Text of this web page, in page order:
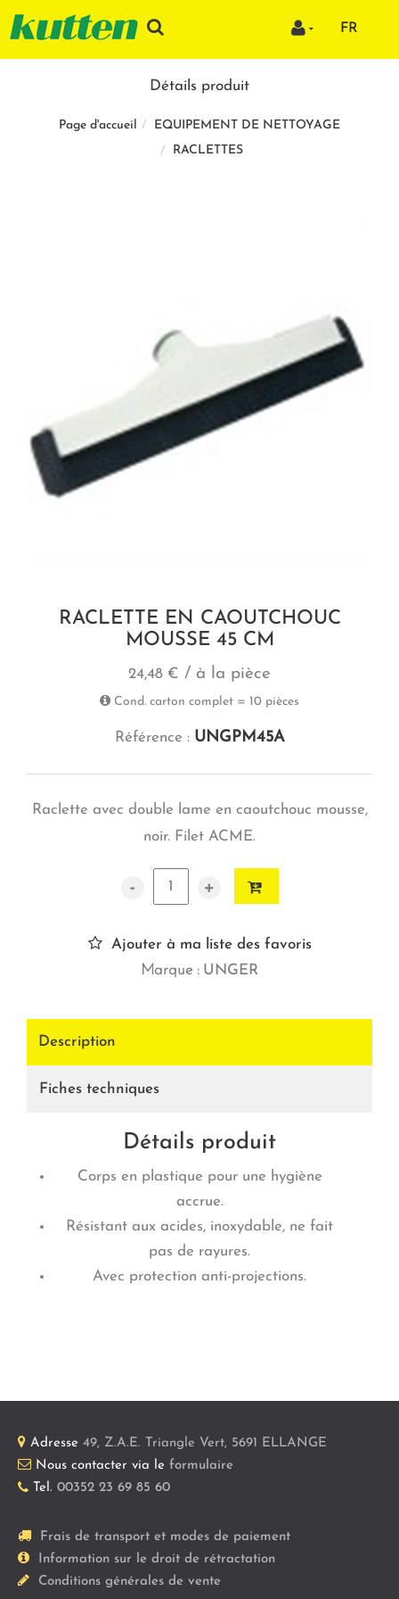
FR
Détails produit
Page d'accueil
EQUIPEMENT DE NETTOYAGE
RACLETTES
RACLETTE EN CAOUTCHOUC
MOUSSE 45 CM
24,48 € / à la pièce
Cond. carton complet = 10 pièces
Référence : UNGPM45A
Raclette avec double lame en caoutchouc mousse,
noir. Filet ACME.
- +
Ajouter à ma liste des favoris
Marque : UNGER
Description
Fiches techniques
Détails produit
Corps en plastique pour une hygiène
accrue.
Résistant aux acides, inoxydable, ne fait
pas de rayures.
Avec protection anti-projections.
Adresse 49, Z.A.E. Triangle Vert, 5691 ELLANGE
Nous contacter via le formulaire
Tel. 00352 23 69 85 60
Frais de transport et modes de paiement
Information sur le droit de rétractation
Conditions générales de vente